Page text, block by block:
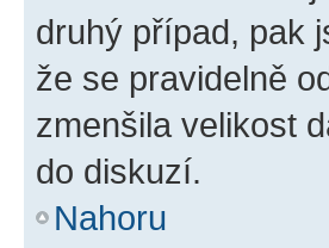
druhý případ, pak
že se pravidelně
zmenšila velikost
do diskuzí.
Nahoru